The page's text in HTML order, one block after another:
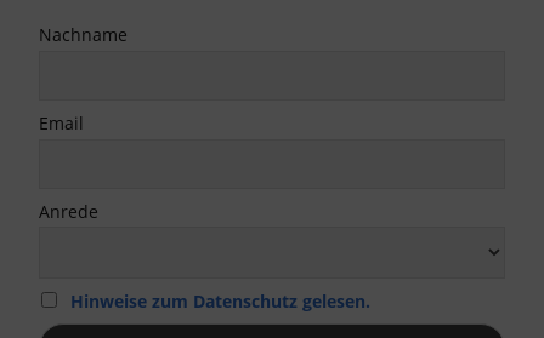
Nachname
Email
Anrede
Hinweise zum Datenschutz gelesen.